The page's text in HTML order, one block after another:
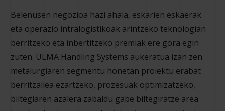
Belenusen negozioa hazi ahala, eskarien eskaerak
eta operazio intralogistikoak arintzeko teknologian
berritzeko eta inbertitzeko premiak ere gora egin
zuten. ULMA Handling Systems aukeratua izan zen
metalurgiaren segmentu honetan proiektu erabat
berritzailea ezartzeko, prozesuak optimizatzeko,
biltegiaren azalera zabaldu gabe biltegiratze area